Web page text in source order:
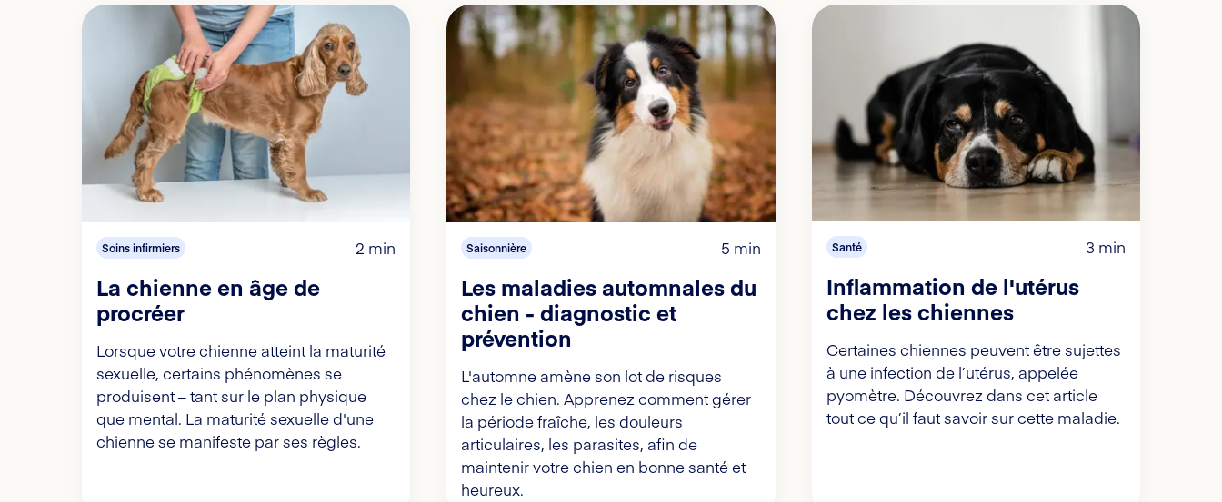
Soins infirmiers 2 min
La chienne en âge de
procréer
Lorsque votre chienne atteint la maturité
sexuelle, certains phénomènes se
produisent – tant sur le plan physique
que mental. La maturité sexuelle d'une
chienne se manifeste par ses règles.
Saisonnière 5 min
Les maladies automnales du
chien - diagnostic et
prévention
L'automne amène son lot de risques
chez le chien. Apprenez comment gérer
la période fraîche, les douleurs
articulaires, les parasites, afin de
maintenir votre chien en bonne santé et
heureux.
Santé 3 min
Inflammation de l'utérus
chez les chiennes
Certaines chiennes peuvent être sujettes
à une infection de l’utérus, appelée
pyomètre. Découvrez dans cet article
tout ce qu’il faut savoir sur cette maladie.